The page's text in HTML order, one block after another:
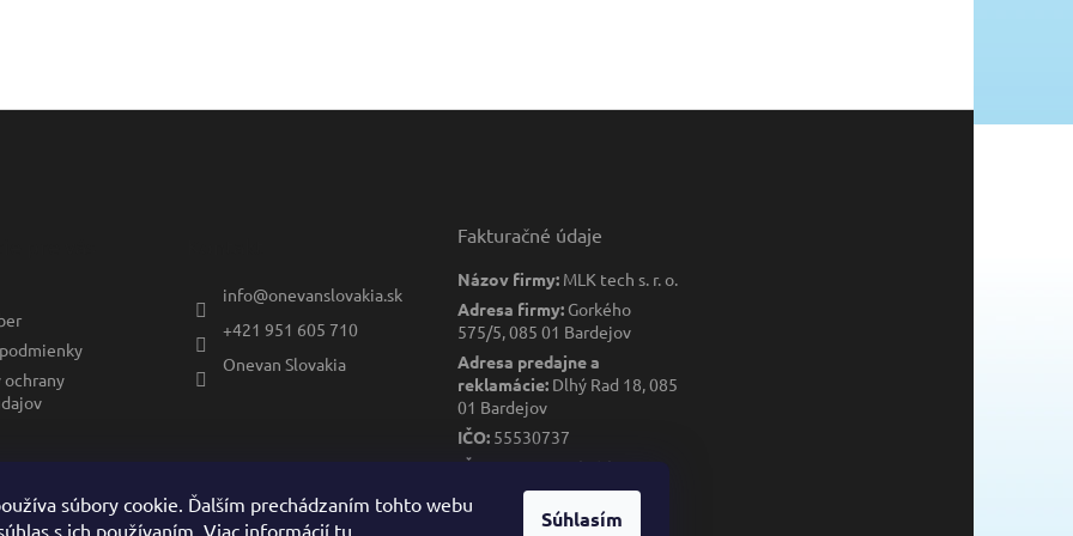
súbory cookie. Ďalším prechádzaním tohto webu
s ich používaním. Viac informácií tu Súhlasím
ochrany
info@onevanslovakia.sk
+421 951 605 710
Onevan Slovakia
Fakturačné údaje
Názov firmy: MLK tech s. r. o.
Adresa firmy: Gorkého
575/5, 085 01 Bardejov
Adresa predajne a
reklamácie: Dlhý Rad 18, 085
01 Bardejov
IČO: 55530737
IČ DPH:
2122013058